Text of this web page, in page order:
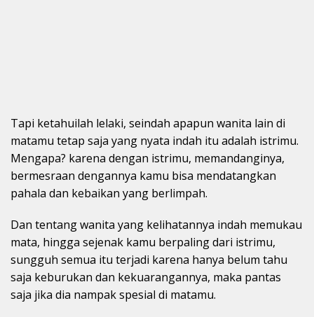
Tapi ketahuilah lelaki, seindah apapun wanita lain di
matamu tetap saja yang nyata indah itu adalah istrimu.
Mengapa? karena dengan istrimu, memandanginya,
bermesraan dengannya kamu bisa mendatangkan
pahala dan kebaikan yang berlimpah.
Dan tentang wanita yang kelihatannya indah memukau
mata, hingga sejenak kamu berpaling dari istrimu,
sungguh semua itu terjadi karena hanya belum tahu
saja keburukan dan kekuarangannya, maka pantas
saja jika dia nampak spesial di matamu.